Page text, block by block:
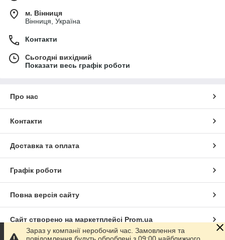
м. Вінниця
Вінниця, Україна
Контакти
Сьогодні вихідний
Показати весь графік роботи
Про нас
Контакти
Доставка та оплата
Графік роботи
Повна версія сайту
Сайт створено на маркетплейсі Prom.ua
Зараз у компанії неробочий час. Замовлення та